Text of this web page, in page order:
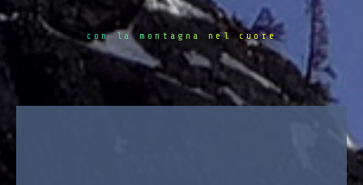
con la montagna nel cuore